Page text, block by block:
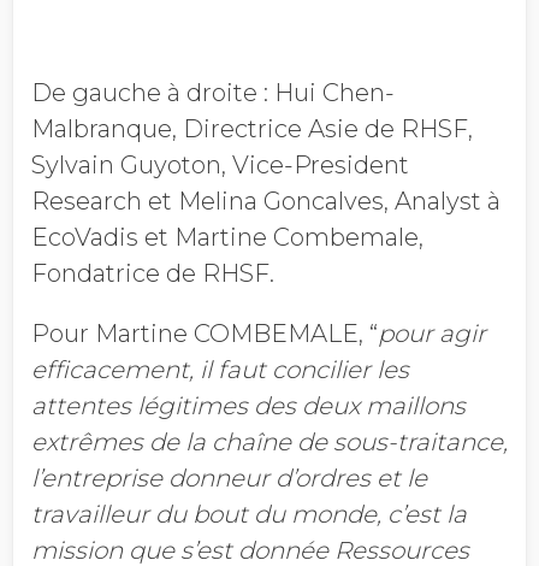
De gauche à droite : Hui Chen-
Malbranque, Directrice Asie de RHSF,
Sylvain Guyoton, Vice-President
Research et Melina Goncalves, Analyst à
EcoVadis et Martine Combemale,
Fondatrice de RHSF.
Pour Martine COMBEMALE, “pour agir
efficacement, il faut concilier les
attentes légitimes des deux maillons
extrêmes de la chaîne de sous-traitance,
l’entreprise donneur d’ordres et le
travailleur du bout du monde, c’est la
mission que s’est donnée Ressources